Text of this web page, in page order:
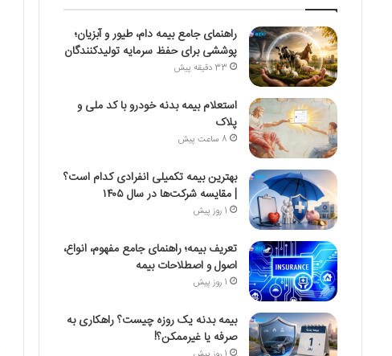
راهنمای جامع بیمه دام، طیور و آبزیان؛
پوششی برای حفظ سرمایه تولیدکنندگان
33 دقیقه پیش
استعلام بیمه بدنه خودرو با کد ملی و
پلاک
8 ساعت پیش
بهترین بیمه تکمیلی انفرادی کدام است؟
| مقایسه شرکت‌ها در سال ۱۴۰۵
1 روز پیش
تعریف بیمه؛ راهنمای جامع مفهوم، انواع،
اصول و اصطلاحات بیمه
1 روز پیش
بیمه بدنه یک روزه چیست؟ راهکاری به
صرفه یا غیرممکن؟!